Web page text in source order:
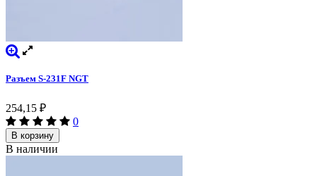
Разъем S-231F NGT
254,15 ₽
0
В корзину
В наличии